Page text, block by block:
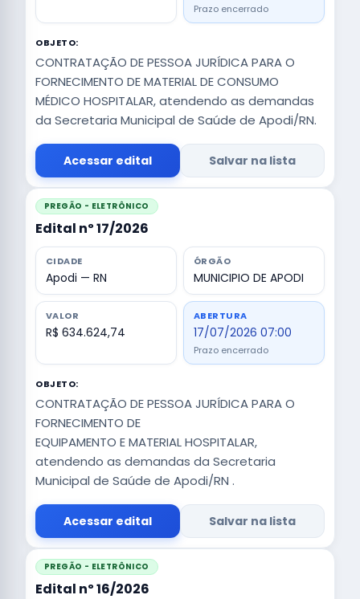
Prazo encerrado
OBJETO:
CONTRATAÇÃO DE PESSOA JURÍDICA PARA O
FORNECIMENTO DE MATERIAL DE CONSUMO
MÉDICO HOSPITALAR, atendendo as demandas
da Secretaria Municipal de Saúde de Apodi/RN.
Acessar edital Salvar na lista
PREGÃO - ELETRÔNICO
Edital nº 17/2026
CIDADE
Apodi — RN
ÓRGÃO
MUNICIPIO DE APODI
VALOR
R$ 634.624,74
ABERTURA
17/07/2026 07:00
Prazo encerrado
OBJETO:
CONTRATAÇÃO DE PESSOA JURÍDICA PARA O
FORNECIMENTO DE
EQUIPAMENTO E MATERIAL HOSPITALAR,
atendendo as demandas da Secretaria
Municipal de Saúde de Apodi/RN .
Acessar edital Salvar na lista
PREGÃO - ELETRÔNICO
Edital nº 16/2026